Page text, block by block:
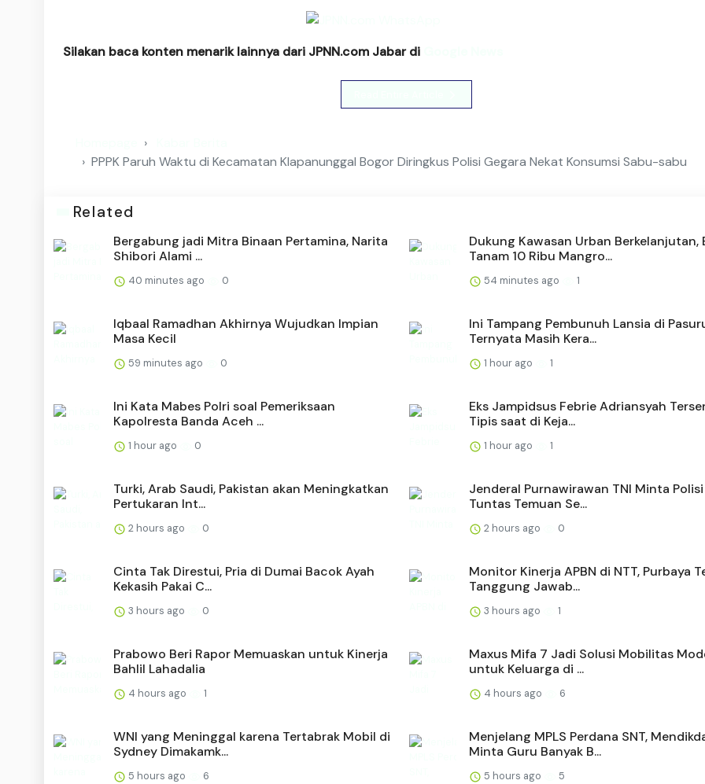
Silakan baca konten menarik lainnya dari JPNN.com Jabar di
PPPK Paruh Waktu di Kecamatan Klapanunggal Bogor Diringkus Polisi Gegara Nekat Konsumsi Sabu-sabu
Related
Bergabung jadi Mitra Binaan Pertamina, Narita
Shibori Alami ...
40 minutes ago 0
Dukung Kawasan Urban Berkelanjutan,
Tanam 10 Ribu Mangro...
54 minutes ago 1
Iqbaal Ramadhan Akhirnya Wujudkan Impian
Masa Kecil
59 minutes ago 0
Ini Tampang Pembunuh Lansia di
Ternyata Masih Kera...
1 hour ago 1
Ini Kata Mabes Polri soal Pemeriksaan
Kapolresta Banda Aceh ...
1 hour ago 0
Eks Jampidsus Febrie Adriansyah
Tipis saat di Keja...
1 hour ago 1
Turki, Arab Saudi, Pakistan akan Meningkatkan
Pertukaran Int...
2 hours ago 0
Jenderal Purnawirawan TNI Minta
Tuntas Temuan Se...
2 hours ago 0
Cinta Tak Direstui, Pria di Dumai Bacok Ayah
Kekasih Pakai C...
3 hours ago 0
Monitor Kinerja APBN di NTT, Purbaya
Tanggung Jawab...
3 hours ago 1
Prabowo Beri Rapor Memuaskan untuk Kinerja
Bahlil Lahadalia
4 hours ago 1
Maxus Mifa 7 Jadi Solusi Mobilitas
untuk Keluarga di ...
4 hours ago 6
WNI yang Meninggal karena Tertabrak Mobil di
Sydney Dimakamk...
5 hours ago 6
Menjelang MPLS Perdana SNT,
Minta Guru Banyak B...
5 hours ago 5